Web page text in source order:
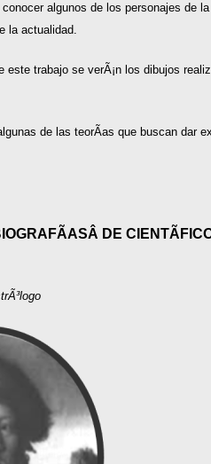
algunos de los personajes de
la actualidad.
este trabajo se verÃ¡n los dibujos
de las teorÃ­as que buscan dar
DE